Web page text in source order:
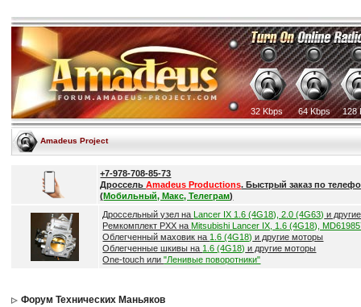
32 Kbps 64 Kbps 128
Amadeus Project
+7-978-708-85-73
ДроссельAmadeus Productions. Быстрый заказ по
(Мобильный, Макс, Телеграм)
Дроссельный узел на Lancer IX 1.6 (4G18), 2.0 (4G63) и
Ремкомплект РХХ на Mitsubishi Lancer IX, 1.6 (4G18),
Облегченный маховик на 1.6 (4G18) и другие моторы
Облегченные шкивы на 1.6 (4G18) и другие моторы
One-touch или"Ленивые поворотники"
Форум Технических Маньяков